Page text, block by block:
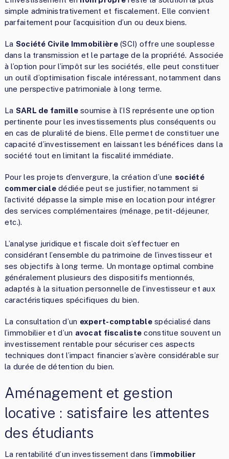
simple administrativement et fiscalement. Elle convient
parfaitement pour l’acquisition d’un ou deux biens.
La Société Civile Immobilière(SCI) offre une souplesse
dans la transmission et le partage de la propriété. Associée
à l’option pour l’impôt sur les sociétés, elle peut constituer
un outil d’optimisation fiscale intéressant, notamment dans
une perspective patrimoniale à long terme.
La SARL de famillesoumise à l’IS représente une option
pertinente pour les investissements plus conséquents ou
en cas de pluralité de biens. Elle permet de constituer une
capacité d’investissement en laissant les bénéfices dans la
société tout en limitant la fiscalité immédiate.
Pour les projets d’envergure, la création d’une société
commercialedédiée peut se justifier, notamment si
l’activité dépasse la simple mise en location pour intégrer
des services complémentaires (ménage, petit-déjeuner,
etc.).
L’analyse juridique et fiscale doit s’effectuer en
considérant l’ensemble du patrimoine de l’investisseur et
ses objectifs à long terme. Un montage optimal combine
généralement plusieurs des dispositifs mentionnés,
adaptés à la situation personnelle de l’investisseur et aux
caractéristiques spécifiques du bien.
La consultation d’un expert-comptablespécialisé dans
l’immobilier et d’un avocat fiscaliste constitue souvent un
investissement rentable pour sécuriser ces aspects
techniques dont l’impact financier s’avère considérable sur
la durée de détention du bien.
Aménagement et gestion
locative : satisfaire les attentes
des étudiants
La rentabilité d’un investissement dans l’immobilier